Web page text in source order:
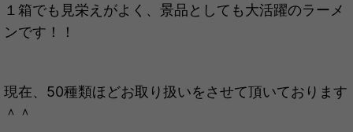
１箱でも見栄えがよく、景品としても大活躍のラーメ
ンです！！
現在、50種類ほどお取り扱いをさせて頂いております
＾＾